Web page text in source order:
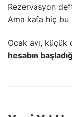
Rezervasyon
Ama kafa hiç bu
Ocak ayı, küçük
hesabın